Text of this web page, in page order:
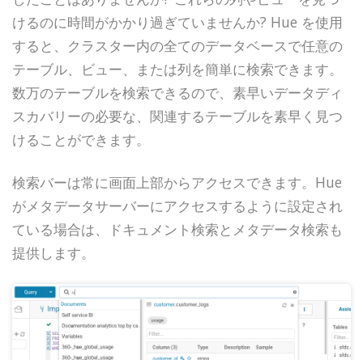
けるのに時間がかかり過ぎていませんか? Hue を使用
すると、クラスター内の全てのデータベースで任意の
テーブル、ビュー、または列を簡単に検索できます。
数万のテーブルを検索できるので、素早いデータディ
スカバリーの必要な、関連するテーブルを素早く見つ
けることができます。
検索バーは常に画面上部からアクセスできます。Hue
がメタデータサーバーにアクセスするように設定され
ている場合は、ドキュメント検索とメタデータ検索も
提供します。